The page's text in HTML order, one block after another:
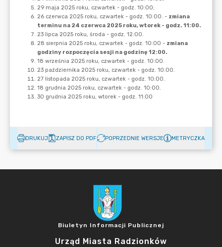
DRUKUJ ZAPISZ DO PDF POPRZEDNIE WERSJE METRYCZKA
Biuletyn Informacji Publicznej
Urząd Miasta Radzionków